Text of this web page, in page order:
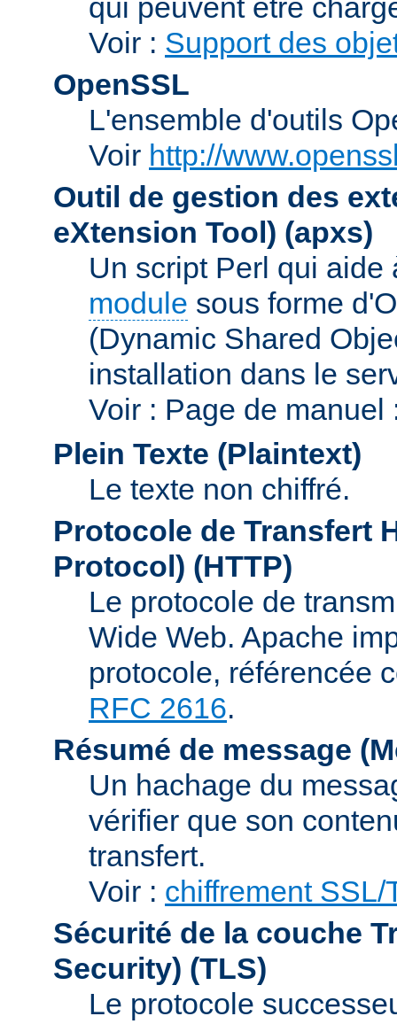
qui peuvent être
Voir : Support des
OpenSSL
L'ensemble d'outils
Voir http://
Outil de gestion des
eXtension Tool) (apxs)
Un script Perl qui
module sous forme
(Dynamic Shared
installation dans le
Voir : Page de
Plein Texte (Plaintext)
Le texte non chiffré.
Protocole de Transfert
Protocol) (HTTP)
Le protocole de
Wide Web. Apache
protocole, référencée
RFC 2616.
Résumé de message
Un hachage du
vérifier que son
transfert.
Voir : chiffrement SSL/
Sécurité de la couche
Security) (TLS)
Le protocole